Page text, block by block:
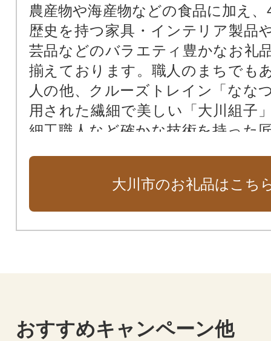
農産物や海産物などの食品に加え、
歴史を持つ家具・インテリア製品
芸品などのバラエティ豊かなお礼
揃えております。職人のまちでも
人の他、クルーズトレイン「なな
用された繊細で美しい「大川組子
細工職人など確かな技術を持った
大川市のお礼品はこち
おすすめキャンペーン他